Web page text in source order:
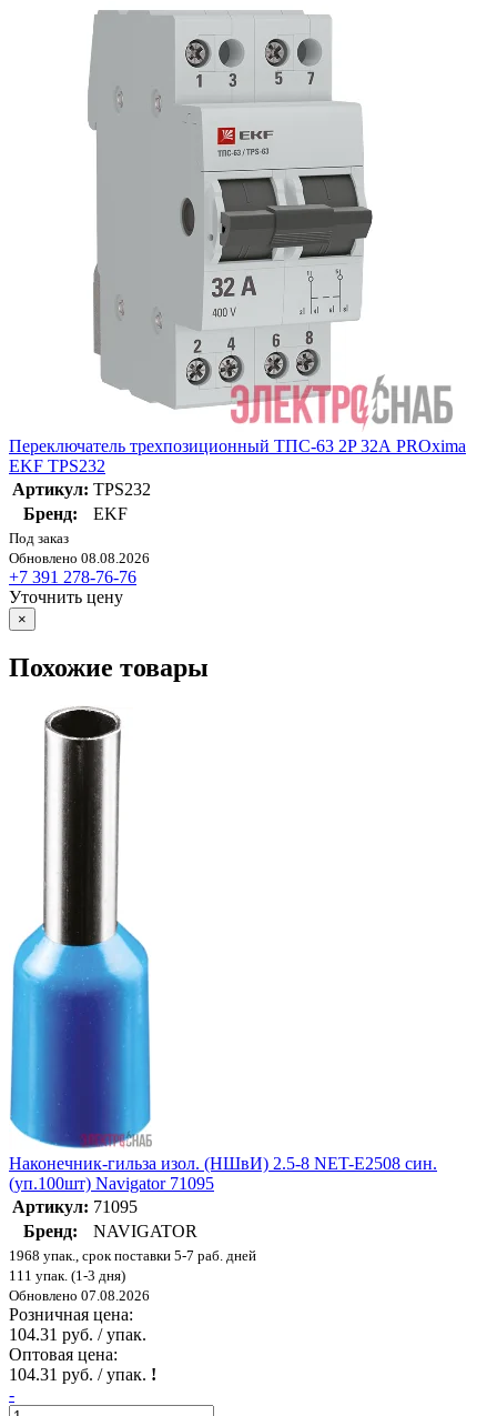
Переключатель трехпозиционный ТПС-63 2P 32А PROxima
EKF TPS232
Артикул: TPS232
Бренд:
EKF
Под заказ
Обновлено 08.08.2026
+7 391 278-76-76
Уточнить цену
×
Похожие товары
Наконечник-гильза изол. (НШвИ) 2.5-8 NET-Е2508 син.
(уп.100шт) Navigator 71095
Артикул: 71095
Бренд:
NAVIGATOR
1968 упак., срок поставки 5-7 раб. дней
111 упак. (1-3 дня)
Обновлено 07.08.2026
Розничная цена:
104.31 руб. / упак.
Оптовая цена:
104.31 руб. / упак. !
-